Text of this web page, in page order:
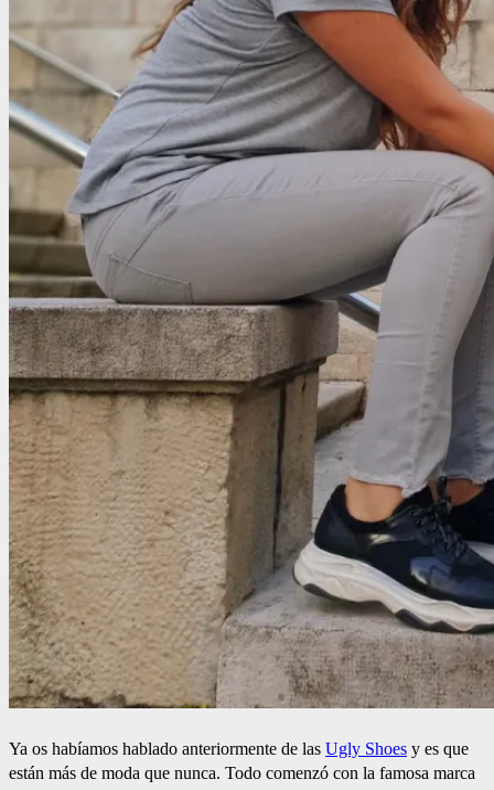
Ya os habíamos hablado anteriormente de las Ugly Shoes y es que
están más de moda que nunca. Todo comenzó con la famosa marca